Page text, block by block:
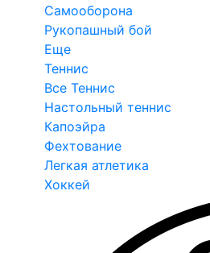
Самооборона
Рукопашный бой
Еще
Теннис
Все Теннис
Настольный теннис
Капоэйра
Фехтование
Легкая атлетика
Хоккей